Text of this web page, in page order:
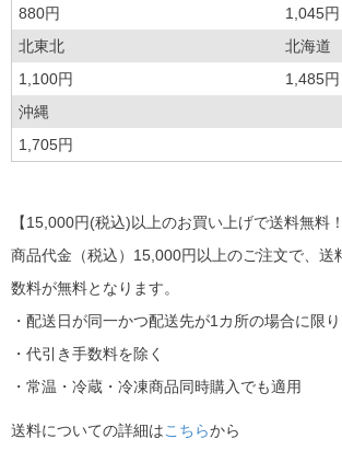
880円
1,045円
北東北
北海道
1,100円
1,485円
沖縄
1,705円
【15,000円(税込)以上のお買い上げで送料無料！
商品代金（税込）15,000円以上のご注文で、送
数料が無料となります。
・配送日が同一かつ配送先が1カ所の場合に限
・代引き手数料を除く
・常温・冷蔵・冷凍商品同時購入でも適用
送料についての詳細はこちらから